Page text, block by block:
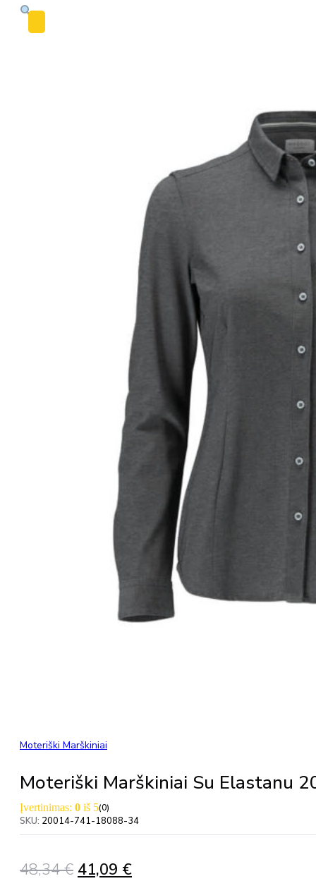
Moteriški Marškiniai
Moteriški Marškiniai Su Elastanu
Įvertinimas: 0 iš 5(0)
SKU: 20014-741-18088-34
48,34€ Original
41,09 €Current